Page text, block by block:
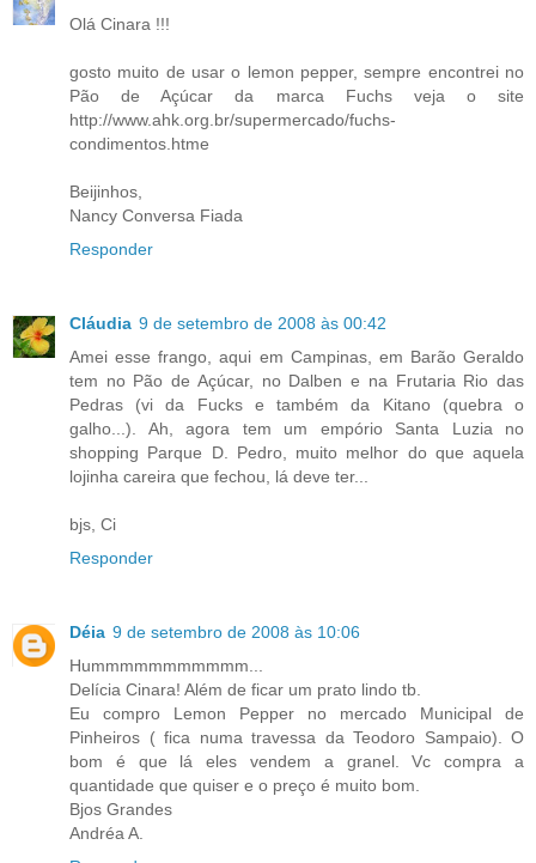
Olá Cinara !!!
gosto muito de usar o lemon pepper, sempre encontrei no
Pão de Açúcar da marca Fuchs veja o site
http://www.ahk.org.br/supermercado/fuchs-
condimentos.htme
Beijinhos,
Nancy Conversa Fiada
Responder
Cláudia 9 de setembro de 2008 às 00:42
Amei esse frango, aqui em Campinas, em Barão Geraldo
tem no Pão de Açúcar, no Dalben e na Frutaria Rio das
Pedras (vi da Fucks e também da Kitano (quebra o
galho...). Ah, agora tem um empório Santa Luzia no
shopping Parque D. Pedro, muito melhor do que aquela
lojinha careira que fechou, lá deve ter...
bjs, Ci
Responder
Déia 9 de setembro de 2008 às 10:06
Hummmmmmmmmmm...
Delícia Cinara! Além de ficar um prato lindo tb.
Eu compro Lemon Pepper no mercado Municipal de
Pinheiros ( fica numa travessa da Teodoro Sampaio). O
bom é que lá eles vendem a granel. Vc compra a
quantidade que quiser e o preço é muito bom.
Bjos Grandes
Andréa A.